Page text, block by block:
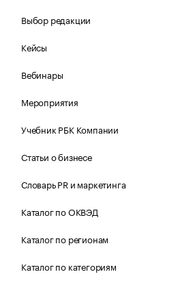
Выбор редакции
Кейсы
Вебинары
Мероприятия
Учебник РБК Компании
Статьи о бизнесе
Словарь PR и маркетинга
Каталог по ОКВЭД
Каталог по регионам
Каталог по категориям